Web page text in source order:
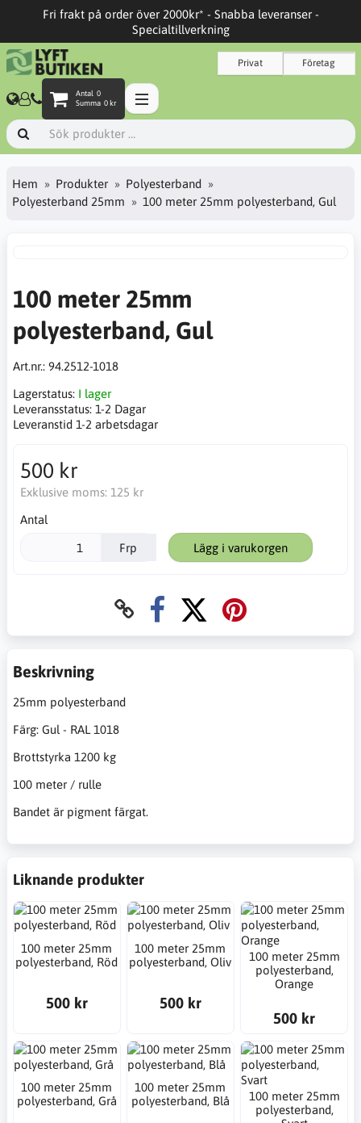
Fri frakt på order över 2000kr* - Snabba leveranser -
Specialtillverkning
Privat Företag
Antal 0
Summa 0 kr
Hem Produkter
Polyesterband
Polyesterband 25mm
100 meter 25mm polyesterband, Gul
100 meter 25mm
polyesterband, Gul
Art.nr.: 94.2512-1018
Lagerstatus: I lager
Leveransstatus: 1-2 Dagar
Leveranstid 1-2 arbetsdagar
500 kr
Exklusive moms: 125 kr
Antal
Frp Lägg i varukorgen
Beskrivning
25mm polyesterband
Färg: Gul - RAL 1018
Brottstyrka 1200 kg
100 meter / rulle
Bandet är pigment färgat.
Liknande produkter
100 meter 25mm
polyesterband, Röd
500 kr
100 meter 25mm
polyesterband, Oliv
500 kr
100 meter 25mm
polyesterband,
Orange
500 kr
100 meter 25mm
polyesterband, Grå
100 meter 25mm
polyesterband, Blå
100 meter 25mm
polyesterband,